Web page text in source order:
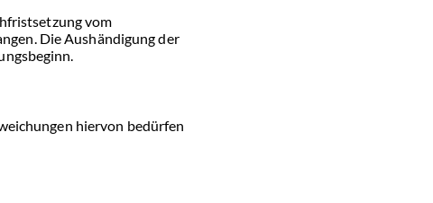
vom
Die Aushändigung der
hiervon bedürfen